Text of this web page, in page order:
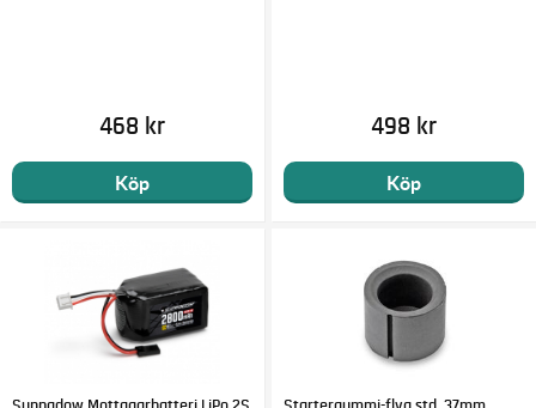
468 kr
Köp
498 kr
Köp